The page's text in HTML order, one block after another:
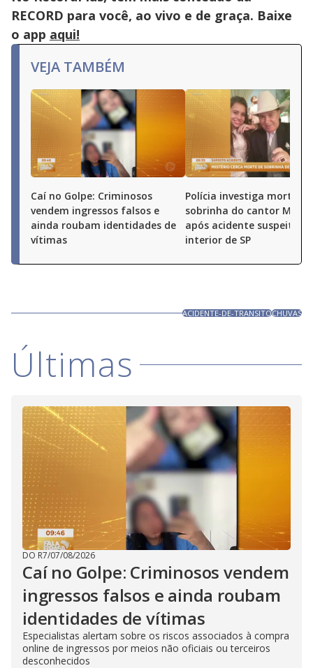
RECORD para você, ao vivo e de graça. Baixe
o app aqui!
VEJA TAMBÉM
Caí no Golpe: Criminosos
vendem ingressos falsos e
ainda roubam identidades de
vítimas
Polícia investiga morte de
sobrinha do cantor
após acidente suspeito
interior de SP
ACIDENTE-DE-TRANSITOCHUVAS
Últimas
DO R7/07/08/2026
Caí no Golpe: Criminosos vendem
ingressos falsos e ainda roubam
identidades de vítimas
Especialistas alertam sobre os riscos associados à compra
online de ingressos por meios não oficiais ou terceiros
desconhecidos